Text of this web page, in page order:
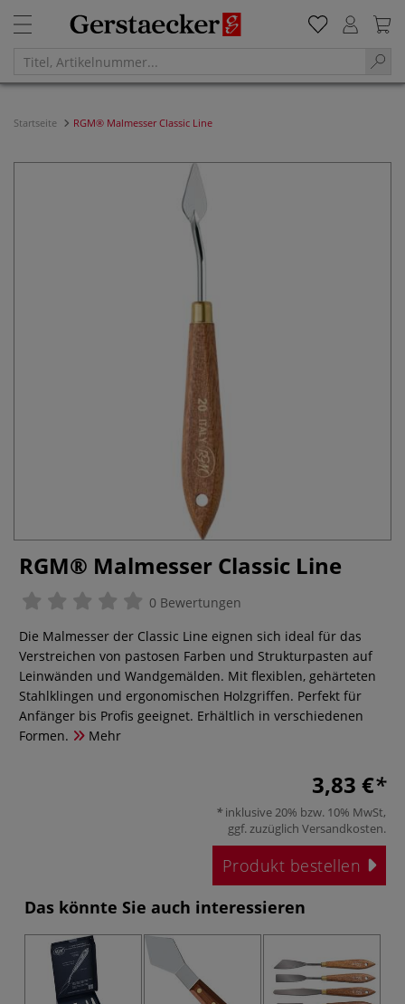
Startseite RGM® Malmesser Classic Line
RGM® Malmesser Classic Line
0 Bewertungen
Die Malmesser der Classic Line eignen sich ideal für das
Verstreichen von pastosen Farben und Strukturpasten auf
Leinwänden und Wandgemälden. Mit flexiblen, gehärteten
Stahlklingen und ergonomischen Holzgriffen. Perfekt für
Anfänger bis Profis geeignet. Erhältlich in verschiedenen
Formen.
Mehr
3,83 €
inklusive 20% bzw. 10% MwSt,
ggf. zuzüglich Versandkosten.
Produkt bestellen
Das könnte Sie auch interessieren